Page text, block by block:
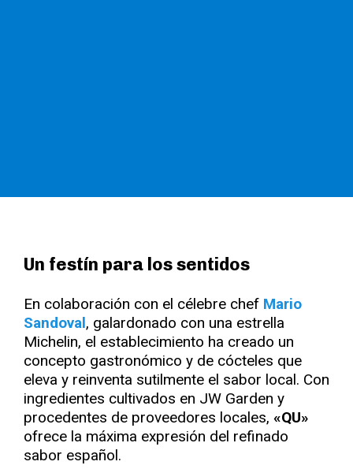
Un festín para los sentidos
En colaboración con el célebre chef Mario
Sandoval, galardonado con una estrella
Michelin, el establecimiento ha creado un
concepto gastronómico y de cócteles que
eleva y reinventa sutilmente el sabor local. Con
ingredientes cultivados en JW Garden y
procedentes de proveedores locales, «QU»
ofrece la máxima expresión del refinado
sabor español.